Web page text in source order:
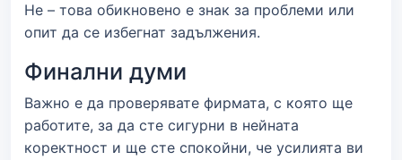
Не – това обикновено е знак за проблеми или
опит да се избегнат задължения.
Финални думи
Важно е да проверявате фирмата, с която ще
работите, за да сте сигурни в нейната
коректност и ще сте спокойни, че усилията ви